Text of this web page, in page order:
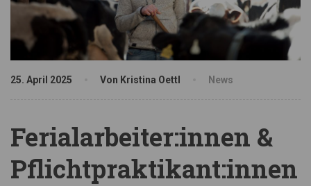
25. April 2025 Von Kristina Oettl News
Ferialarbeiter:innen &
Pflichtpraktikant:innen